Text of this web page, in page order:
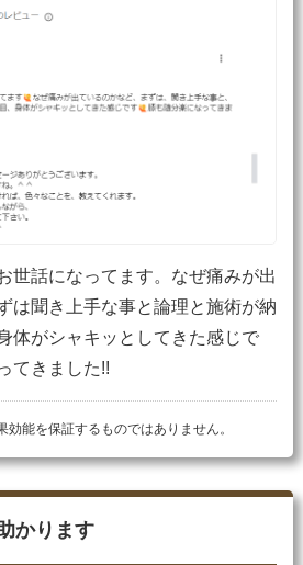
世話になってます。なぜ痛みが出
は聞き上手な事と論理と施術が納
体がシャキッとしてきた感じで
てきました!!
能を保証するものではありません。
かります